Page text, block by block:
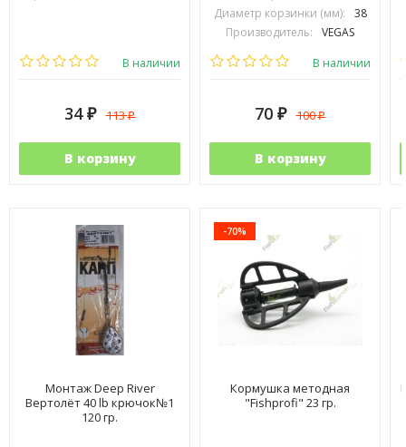
В наличии
34 ₽ 113₽
В корзину
Диаметр корзинки (мм):
38
Производитель:
VEGAS
В наличии
70 ₽ 100₽
В корзину
Монтаж Deep River
Вертолёт 40 lb крючок№1
120 гр.
-70%
Кормушка методная
"Fishprofi" 23 гр.